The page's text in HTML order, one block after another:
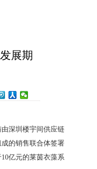
展期
深圳楼宇间供应链
的销售联合体签署
亿元的莱茵衣藻系